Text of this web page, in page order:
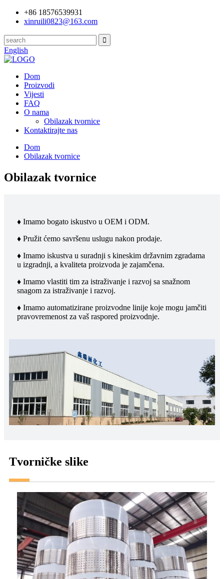
+86 18576539931
xinruili0823@163.com
English
Dom
Proizvodi
Vijesti
FAQ
O nama
Obilazak tvornice
Kontaktirajte nas
Dom
Obilazak tvornice
Obilazak tvornice
♦ Imamo bogato iskustvo u OEM i ODM.
♦ Pružit ćemo savršenu uslugu nakon prodaje.
♦ Imamo iskustva u suradnji s kineskim državnim zgradama
u izgradnji, a kvaliteta proizvoda je zajamčena.
♦ Imamo vlastiti tim za istraživanje i razvoj sa snažnom
snagom za istraživanje i razvoj.
♦ Imamo automatizirane proizvodne linije koje mogu jamčiti
pravovremenost za vaš raspored proizvodnje.
Tvorničke slike